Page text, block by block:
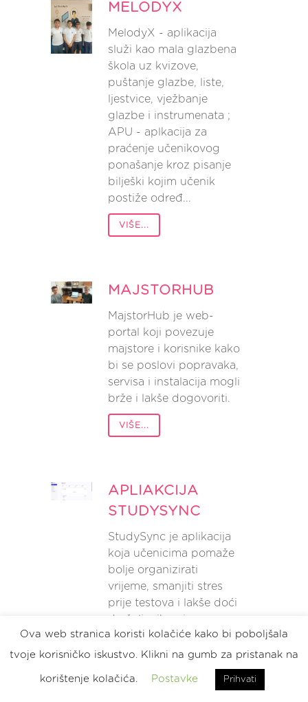
MELODYX
MelodyX - aplikacija
služi kao mala glazbena
škola uz kvizove,
puštanje glazbe, liste,
ljestvice, vježbanje
glazbe i instrumenata ;
APU - aplkacija za
praćenje učenikovog
ponašanje kroz pisanje
bilješki kojim učenik
postiže određ...
VIŠE...
MAJSTORHUB
MajstorHub je web-
portal koji povezuje
majstore i korisnike kako
bi se poslovi popravaka,
servisa i instalacija mogli
brže i lakše dogovoriti.
VIŠE...
APLIAKCIJA
STUDYSYNC
StudySync je aplikacija
koja učenicima pomaže
bolje organizirati
vrijeme, smanjiti stres
prije testova i lakše doći
do željenih ocjena.
Ova web stranica koristi kolačiće kako bi poboljšala
tvoje korisničko iskustvo. Klikni na gumb za pristanak na
korištenje kolačića. Postavke Prihvati